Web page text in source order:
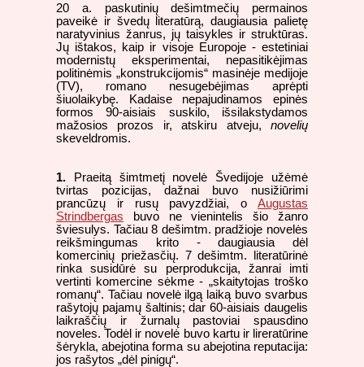
20 a. paskutinių dešimtmečių permainos
paveikė ir švedų literatūrą, daugiausia palietę
naratyvinius žanrus, jų taisykles ir struktūras.
Jų ištakos, kaip ir visoje Europoje - estetiniai
modernistų eksperimentai, nepasitikėjimas
politinėmis „konstrukcijomis“ masinėje medijoje
(TV), romano nesugebėjimas aprėpti
šiuolaikybę. Kadaise nepajudinamos epinės
formos 90-aisiais suskilo, išsilakstydamos
mažosios prozos ir, atskiru atveju, novelių
skeveldromis.
1. Praeitą šimtmetį novelė Švedijoje užėmė
tvirtas pozicijas, dažnai buvo nusižiūrimi
prancūzų ir rusų pavyzdžiai, o Augustas
Strindbergas buvo ne vienintelis šio žanro
šviesulys. Tačiau 8 dešimtm. pradžioje novelės
reikšmingumas krito - daugiausia dėl
komercinių priežasčių. 7 dešimtm. literatūrinė
rinka susidūrė su perprodukcija, žanrai imti
vertinti komercine sėkme - „skaitytojas troško
romanų“. Tačiau novelė ilgą laiką buvo svarbus
rašytojų pajamų šaltinis; dar 60-aisiais daugelis
laikraščių ir žurnalų pastoviai spausdino
noveles. Todėl ir novelė buvo kartu ir lireratūrine
šėrykla, abejotina forma su abejotina reputacija:
jos rašytos „dėl pinigų“.